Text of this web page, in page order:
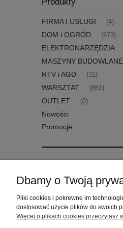
FIRMA I USŁUGI (4)
DOM i OGRÓD (673)
ELEKTRONARZĘDZIA
MASZYNY BUDOWLANE
RTV i AGD (31)
WARSZTAT (851)
OUTLET (0)
Nowości
Promocje
Zwroty i reklamacje
Regulamin
Dbamy o Twoją
Pliki cookies i pokrewne im
dostosować użycie plików do swoich
Więcej o plikach cookies przeczytasz